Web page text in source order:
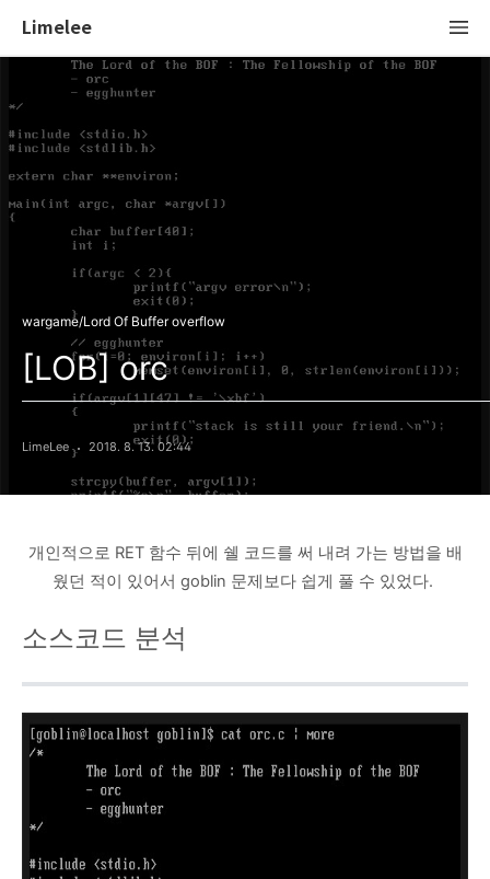
Limelee
wargame/Lord Of Buffer overflow
[LOB] orc
LimeLee 2018. 8. 13. 02:44
개인적으로 RET 함수 뒤에 쉘 코드를 써 내려 가는 방법을 배
웠던 적이 있어서 goblin 문제보다 쉽게 풀 수 있었다.
소스코드 분석